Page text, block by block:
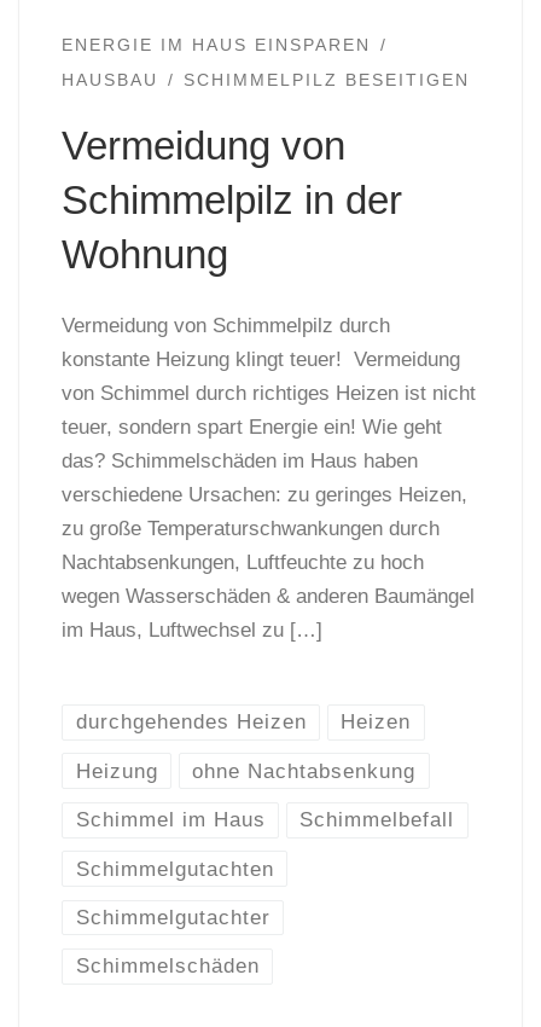
ENERGIE IM HAUS EINSPAREN
HAUSBAU
SCHIMMELPILZ BESEITIGEN
Vermeidung von
Schimmelpilz in der
Wohnung
Vermeidung von Schimmelpilz durch
konstante Heizung klingt teuer! Vermeidung
von Schimmel durch richtiges Heizen ist nicht
teuer, sondern spart Energie ein! Wie geht
das? Schimmelschäden im Haus haben
verschiedene Ursachen: zu geringes Heizen,
zu große Temperaturschwankungen durch
Nachtabsenkungen, Luftfeuchte zu hoch
wegen Wasserschäden & anderen Baumängel
im Haus, Luftwechsel zu […]
durchgehendes Heizen Heizen
Heizung ohne Nachtabsenkung
Schimmel im Haus Schimmelbefall
Schimmelgutachten
Schimmelgutachter
Schimmelschäden